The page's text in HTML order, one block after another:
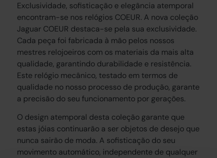
Exclusividade, sofisticação e elegância atemporal
encontram-se nos relógios COEUR. A nova coleção
Jaguar COEUR destaca-se pela sua exclusividade.
Cada peça foi fabricada à mão pelos nossos
mestres relojoeiros com os materiais da mais alta
qualidade, garantindo durabilidade e resistência.
Este relógio mecânico, testado em termos de
qualidade no nosso processo de produção, garante
a precisão do seu funcionamento por gerações.
O design atemporal desta coleção garante que
estas jóias continuarão a ser objetos de desejo que
nunca sairão de moda. A sofisticação do seu
movimento automático, independente de qualquer